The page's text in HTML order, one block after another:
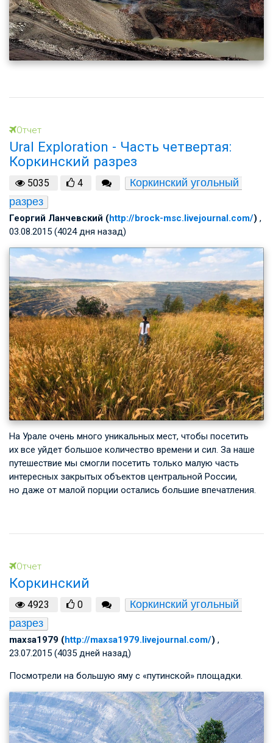
Отчет
Ural Exploration - Часть четвертая:
Коркинский разрез
5035 4
Коркинский угольный
разрез
Георгий Ланчевский (http://brock-msc.livejournal.com/) ,
03.08.2015 (4024 дня назад)
На Урале очень много уникальных мест, чтобы посетить
их все уйдет большое количество времени и сил. За наше
путешествие мы смогли посетить только малую часть
интересных закрытых объектов центральной России,
но даже от малой порции остались большие впечатления.
Отчет
Коркинский
4923 0
Коркинский угольный
разрез
maxsa1979 (http://maxsa1979.livejournal.com/) ,
23.07.2015 (4035 дней назад)
Посмотрели на большую яму с «путинской» площадки.